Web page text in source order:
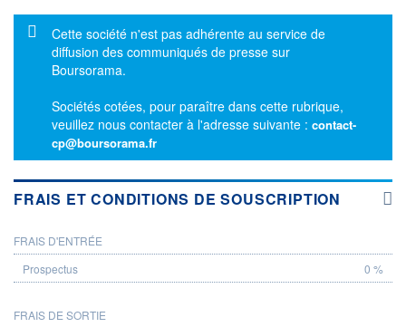
Message d'information
Cette société n'est pas adhérente au service de
diffusion des communiqués de presse sur
Boursorama.
Sociétés cotées, pour paraître dans cette rubrique,
veuillez nous contacter à l'adresse suivante : contact-
cp@boursorama.fr
FRAIS ET CONDITIONS DE SOUSCRIPTION
PROSPECTUS
FRAIS D'ENTRÉE
0 %
FRAIS DE SORTIE